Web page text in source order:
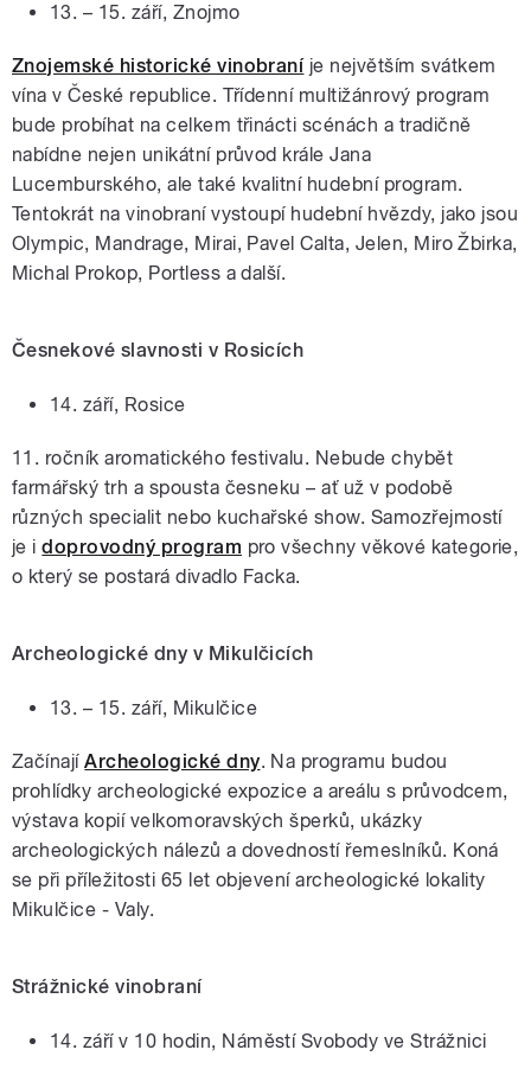
13. – 15. září, Znojmo
Znojemské historické vinobraníje největším svátkem
vína v České republice. Třídenní multižánrový program
bude probíhat na celkem třinácti scénách a tradičně
nabídne nejen unikátní průvod krále Jana
Lucemburského, ale také kvalitní hudební program.
Tentokrát na vinobraní vystoupí hudební hvězdy, jako jsou
Olympic, Mandrage, Mirai, Pavel Calta, Jelen, Miro Žbirka,
Michal Prokop, Portless a další.
Česnekové slavnosti v Rosicích
14. září, Rosice
11. ročník aromatického festivalu. Nebude chybět
farmářský trh a spousta česneku – ať už v podobě
různých specialit nebo kuchařské show. Samozřejmostí
je idoprovodný program pro všechny věkové kategorie,
o který se postará divadlo Facka.
Archeologické dny v Mikulčicích
13. – 15. září, Mikulčice
ZačínajíArcheologické dny. Na programu budou
prohlídky archeologické expozice a areálu s průvodcem,
výstava kopií velkomoravských šperků, ukázky
archeologických nálezů a dovedností řemeslníků. Koná
se při příležitosti 65 let objevení archeologické lokality
Mikulčice - Valy.
Strážnické vinobraní
14. září v 10 hodin, Náměstí Svobody ve Strážnici